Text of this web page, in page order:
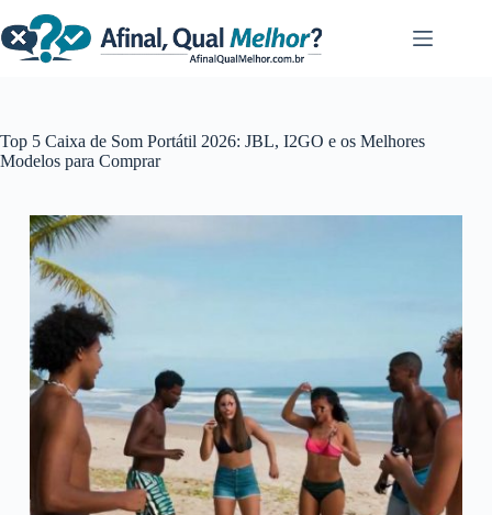
para
o
conteúdo
Top 5 Caixa de Som Portátil 2026: JBL, I2GO e os Melhores
Modelos para Comprar